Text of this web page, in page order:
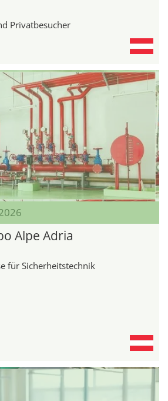
Privatbesucher
Alpe Adria
für Sicherheitstechnik